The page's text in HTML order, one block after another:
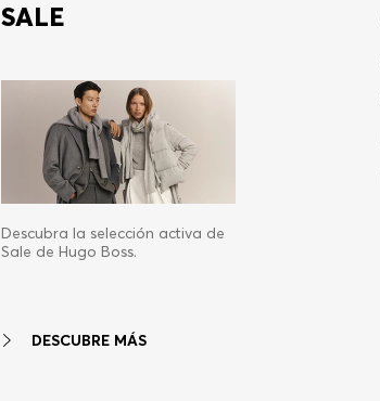
SALE
Descubra la selección activa de
Sale de Hugo Boss.
DESCUBRE MÁS